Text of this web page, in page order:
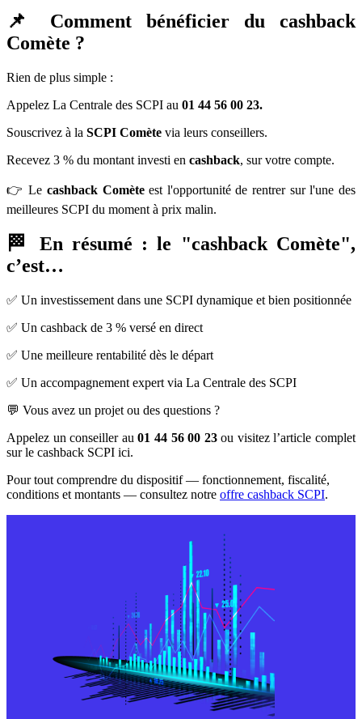
📌 Comment bénéficier du cashback
Comète ?
Rien de plus simple :
Appelez La Centrale des SCPI au 01 44 56 00 23.
Souscrivez à la SCPI Comète via leurs conseillers.
Recevez 3 % du montant investi en cashback, sur votre compte.
👉 Le cashback Comèteest l'opportunité de rentrer sur l'une des
meilleures SCPI du moment à prix malin.
🏁 En résumé : le "cashback Comète",
c’est…
✅ Un investissement dans une SCPI dynamique et bien positionnée
✅ Un cashback de 3 % versé en direct
✅ Une meilleure rentabilité dès le départ
✅ Un accompagnement expert via La Centrale des SCPI
💬 Vous avez un projet ou des questions ?
Appelez un conseiller au01 44 56 00 23ou visitez l’article complet
sur le cashback SCPI ici.
Pour tout comprendre du dispositif — fonctionnement, fiscalité,
conditions et montants — consultez notre offre cashback SCPI.